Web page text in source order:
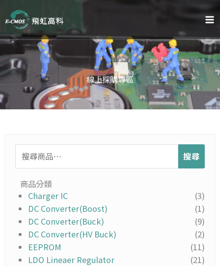
主
要
容
線上採購專區
尋
關
鍵
字:
搜尋
商品分類
Charger IC
(3)
DC Converter(Boost)
(1)
DC Converter(Buck)
(9)
DC Converter(HV Buck)
(2)
EEPROM
(11)
LDO Lineaer Regulator
(21)